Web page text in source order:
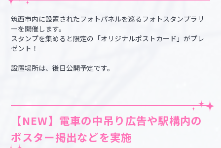
筑西市内に設置されたフォトパネルを巡るフォトスタンプラリ
ーを開催します。
スタンプを集めると限定の「オリジナルポストカード」がプレ
ゼント！
設置場所は、後日公開予定です。
【NEW】電車の中吊り広告や駅構内の
ポスター掲出などを実施